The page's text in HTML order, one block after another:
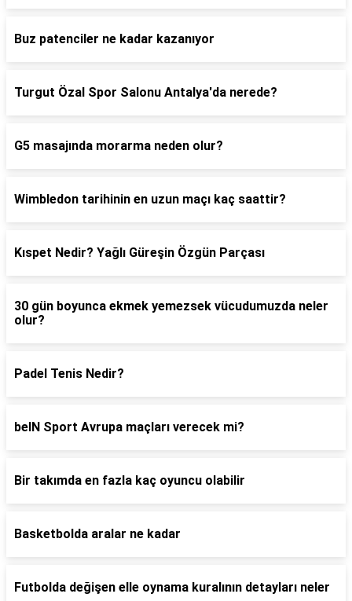
Buz patenciler ne kadar kazanıyor
Turgut Özal Spor Salonu Antalya'da nerede?
G5 masajında morarma neden olur?
Wimbledon tarihinin en uzun maçı kaç saattir?
Kıspet Nedir? Yağlı Güreşin Özgün Parçası
30 gün boyunca ekmek yemezsek vücudumuzda neler
olur?
Padel Tenis Nedir?
beIN Sport Avrupa maçları verecek mi?
Bir takımda en fazla kaç oyuncu olabilir
Basketbolda aralar ne kadar
Futbolda değişen elle oynama kuralının detayları neler